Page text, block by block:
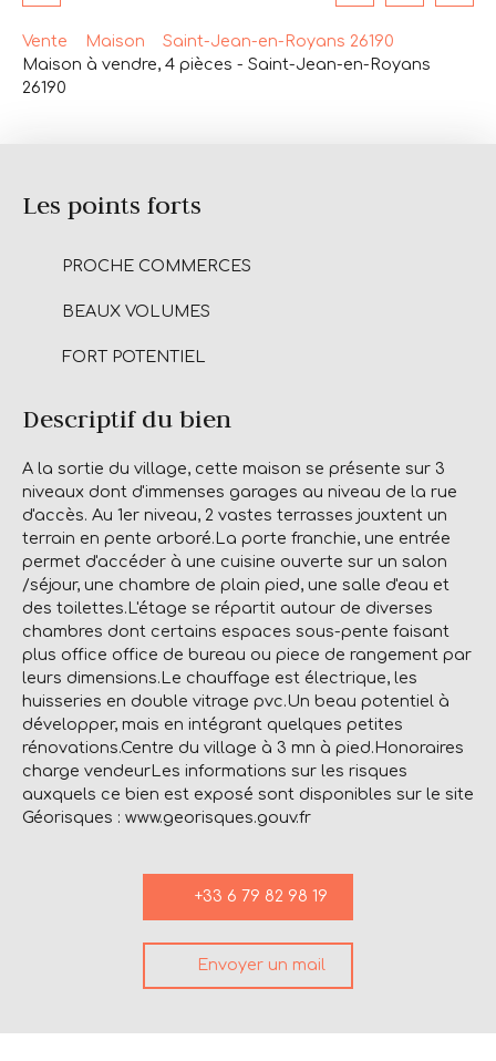
Vente Maison
Saint-Jean-en-Royans 26190
Maison à vendre, 4 pièces - Saint-Jean-en-Royans
26190
Les points forts
PROCHE COMMERCES
BEAUX VOLUMES
FORT POTENTIEL
Descriptif du bien
A la sortie du village, cette maison se présente sur 3
niveaux dont d'immenses garages au niveau de la rue
d'accès. Au 1er niveau, 2 vastes terrasses jouxtent un
terrain en pente arboré.La porte franchie, une entrée
permet d'accéder à une cuisine ouverte sur un salon
/séjour, une chambre de plain pied, une salle d'eau et
des toilettes.L'étage se répartit autour de diverses
chambres dont certains espaces sous-pente faisant
plus office office de bureau ou piece de rangement par
leurs dimensions.Le chauffage est électrique, les
huisseries en double vitrage pvc.Un beau potentiel à
développer, mais en intégrant quelques petites
rénovations.Centre du village à 3 mn à pied.Honoraires
charge vendeurLes informations sur les risques
auxquels ce bien est exposé sont disponibles sur le site
Géorisques : www.georisques.gouv.fr
+33 6 79 82 98 19
Envoyer un mail